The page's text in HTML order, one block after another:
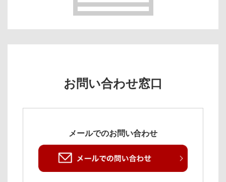
お問い合わせ窓口
メールでのお問い合わせ